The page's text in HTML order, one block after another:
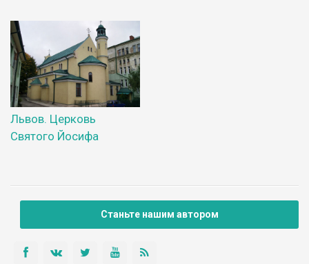
Львов. Церковь
Святого Йосифа
Станьте нашим автором